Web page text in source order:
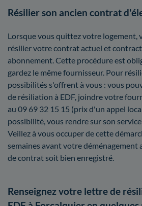
Résilier son ancien contrat
Lorsque vous quittez votre logement,
résilier votre contrat actuel et
abonnement. Cette procédure est
gardez le même fournisseur. Pour
possibilités s'offrent à vous : vous
de résiliation à EDF, joindre votre
au 09 69 32 15 15 (prix d'un appel
possibilité, vous rendre sur son
Veillez à vous occuper de cette
semaines avant votre déménagement
de contrat soit bien enregistré.
Renseignez votre lettre de